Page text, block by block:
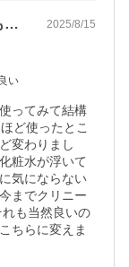
色々セットになったお試しサイズのものを… 2025/8/15
良い
ってみて結構
ど使ったとこ
変わりまし
粧水が浮いて
気にならない
までクリニー
も当然良いの
ちらに変えま